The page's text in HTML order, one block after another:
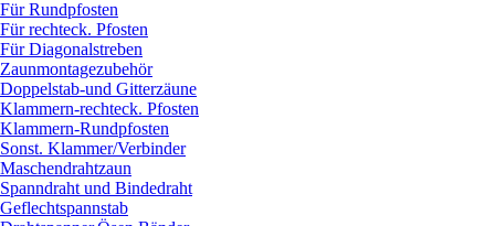
Für Rundpfosten
Für rechteck. Pfosten
Für Diagonalstreben
Zaunmontagezubehör
Doppelstab-und Gitterzäune
Klammern-rechteck. Pfosten
Klammern-Rundpfosten
Sonst. Klammer/Verbinder
Maschendrahtzaun
Spanndraht und Bindedraht
Geflechtspannstab